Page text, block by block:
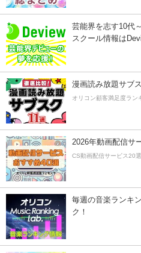
芸能界を志す10代
スクール情報は
漫画読み放題サブ
オリコン顧客満足度ラン
2026年動画配信サ
CS動画配信サービス20選
毎週の音楽ランキ
ク！